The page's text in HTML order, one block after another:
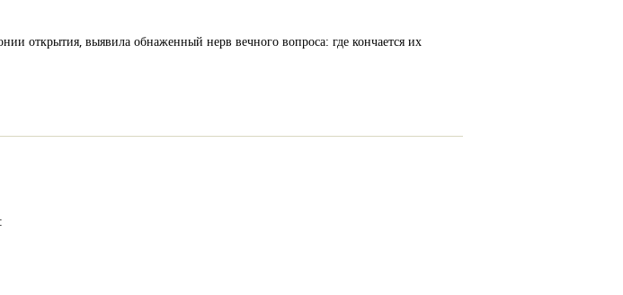
открытия, выявила обнаженный нерв вечного вопроса: где кончается их